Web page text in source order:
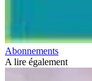
Abonnements
A lire également